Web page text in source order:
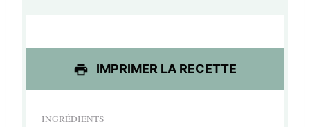
e
s
e
s
e
s
e
s
e
IMPRIMER LA RECETTE
INGRÉDIENTS